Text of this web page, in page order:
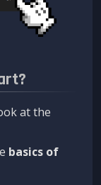
at the
basics of